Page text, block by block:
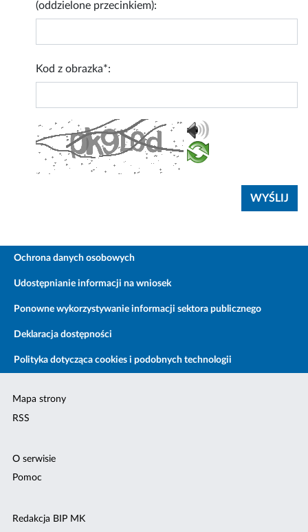
(oddzielone przecinkiem):
Kod z obrazka*:
Ochrona danych osobowych
Udostępnianie informacji na wniosek
Ponowne wykorzystywanie informacji sektora publicznego
Deklaracja dostępności
Polityka dotycząca cookies i podobnych technologii
Mapa strony
RSS
O serwisie
Pomoc
Redakcja BIP MK